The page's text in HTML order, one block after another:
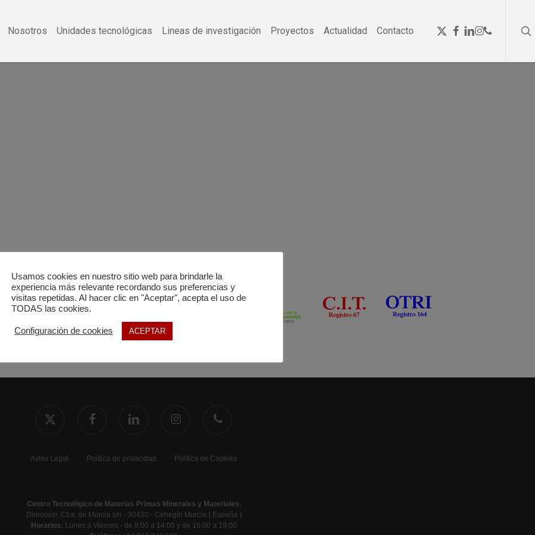
Nosotros Unidades tecnológicas Lineas de investigación Proyectos Actualidad Contacto
x-
twitter
facebook
linkedin
instagram
phone
twitter
Aviso Legal Política de privacidad Política de Cookies
Centro Tecnológico de Materias Primas Minerales y Materiales.
Dirección: Ctra. de Murcia s/n - 30430 - Cehegín Murcia ( España )
Horarios: Lunes a Viernes - de 9:00 a 14:00 y de 16:00 a 19:00
Usamos cookies en nuestro sitio web para brindarle la
experiencia más relevante recordando sus preferencias y
visitas repetidas. Al hacer clic en "Aceptar", acepta el uso de
TODAS las cookies.
Configuración de cookies ACEPTAR